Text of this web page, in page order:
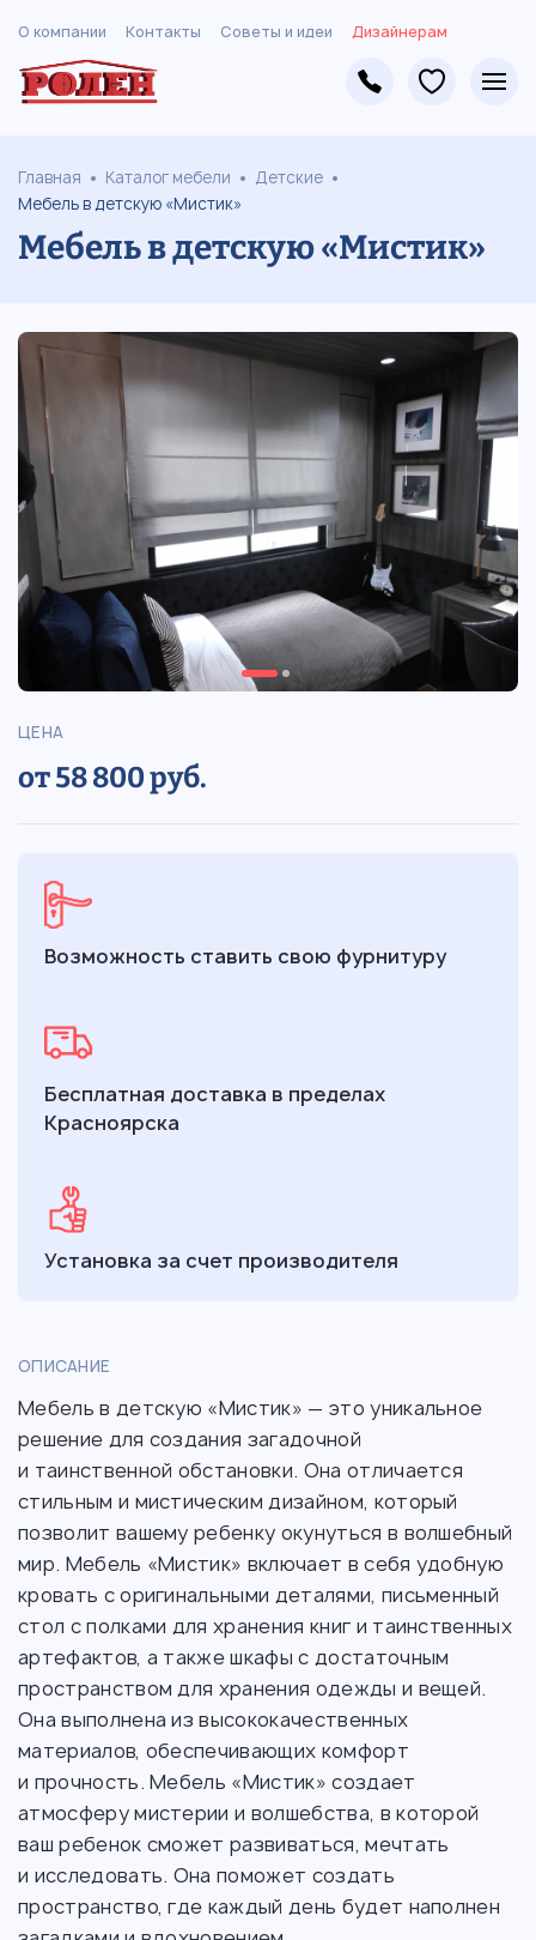
О компании Контакты Советы и идеи Дизайнерам
Главная Каталог мебели
Детские
Мебель в детскую «Мистик»
Мебель в детскую «Мистик»
ЦЕНА
от 58 800 руб.
Возможность ставить свою фурнитуру
Бесплатная доставка в пределах
Красноярска
Установка за счет производителя
ОПИСАНИЕ
Мебель в детскую «Мистик» — это уникальное
решение для создания загадочной
и таинственной обстановки. Она отличается
стильным и мистическим дизайном, который
позволит вашему ребенку окунуться в волшебный
мир. Мебель «Мистик» включает в себя удобную
кровать с оригинальными деталями, письменный
стол с полками для хранения книг и таинственных
артефактов, а также шкафы с достаточным
пространством для хранения одежды и вещей.
Она выполнена из высококачественных
материалов, обеспечивающих комфорт
и прочность. Мебель «Мистик» создает
атмосферу мистерии и волшебства, в которой
ваш ребенок сможет развиваться, мечтать
и исследовать. Она поможет создать
пространство, где каждый день будет наполнен